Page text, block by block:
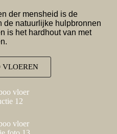
der mensheid is de
de natuurlijke hulpbronnen
is het hardhout van met
VLOEREN